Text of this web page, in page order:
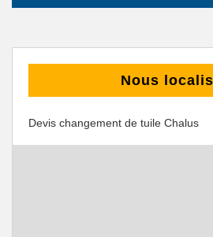
Nous
Devis changement de tuile Chalus